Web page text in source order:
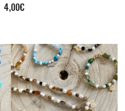
4,00€